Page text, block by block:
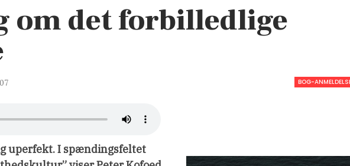
om det forbilledlige
BOG-
uperfekt. I spændingsfeltet